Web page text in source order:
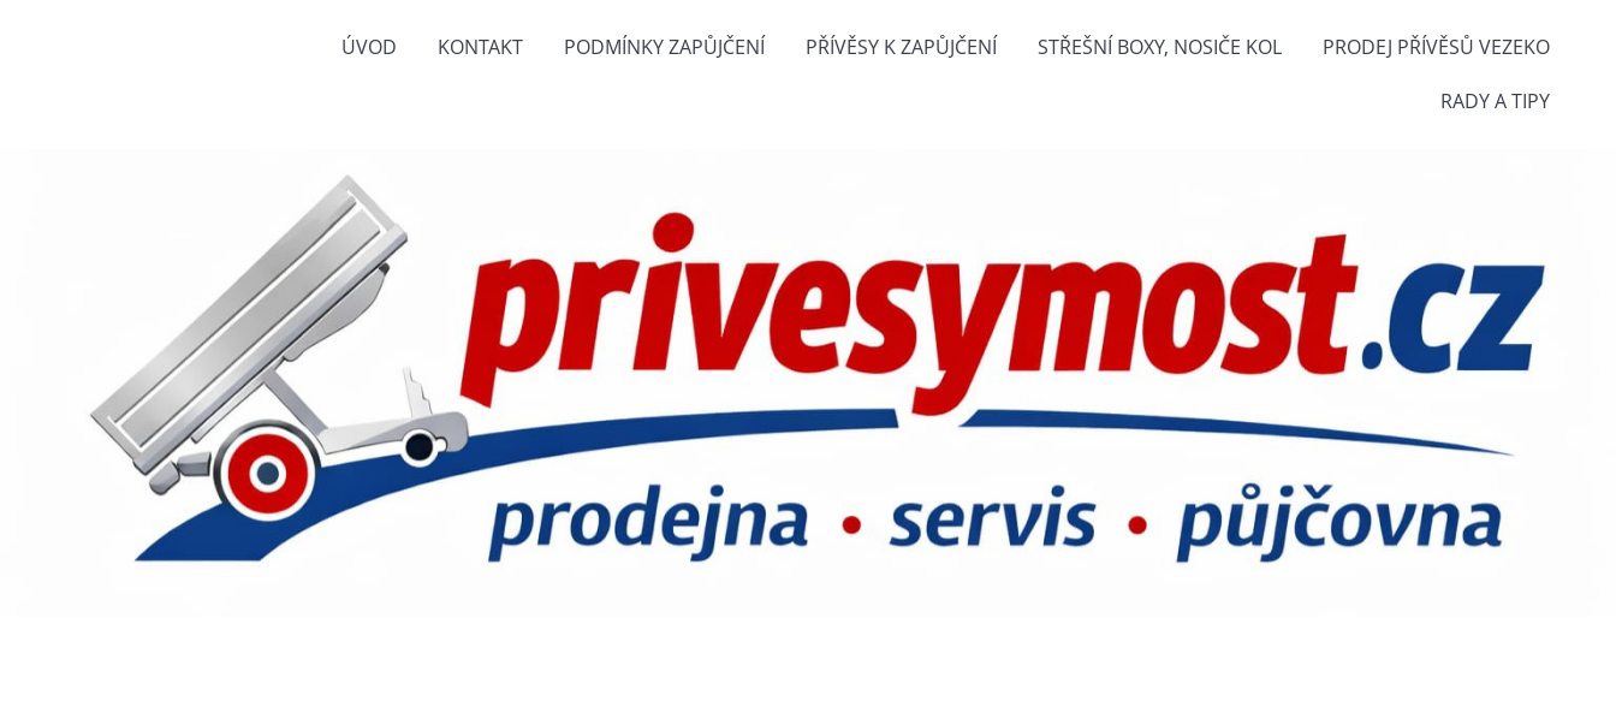
ÚVOD KONTAKT PODMÍNKY ZAPŮJČENÍ PŘÍVĚSY K ZAPŮJČENÍ STŘEŠNÍ BOXY, NOSIČE KOL PRODEJ PŘÍVĚSŮ VEZEKO
RADY A TIPY